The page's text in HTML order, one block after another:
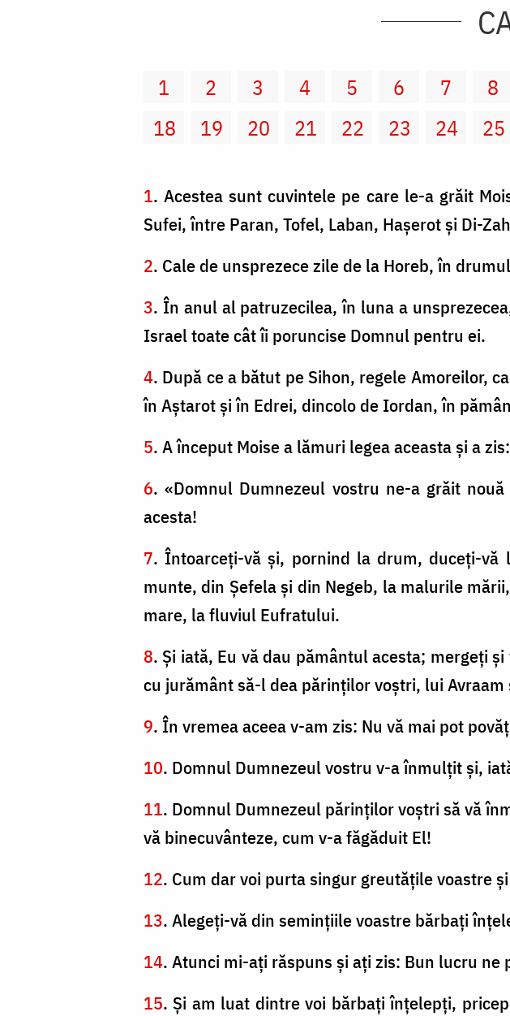
1 2 3 4 5 6 7 8
18
19 20 21 22 23 24 25
1. Acestea sunt cuvintele pe care le-a grăit
Sufei, între Paran, Tofel, Laban, Haşerot şi Di-
2. Cale de unsprezece zile de la Horeb, în
3. În anul al patruzecilea, în luna a
Israel toate cât îi poruncise Domnul pentru ei.
4. După ce a bătut pe Sihon, regele Amoreilor,
în Aştarot şi în Edrei, dincolo de Iordan, în
5. A început Moise a lămuri legea aceasta şi a zis:
6. «Domnul Dumnezeul vostru ne-a grăit
acesta!
7. Întoarceţi-vă şi, pornind la drum, duceţi-
munte, din Şefela şi din Negeb, la malurile
mare, la fluviul Eufratului.
8. Şi iată, Eu vă dau pământul acesta; mergeţi
cu jurământ să-l dea părinţilor voştri, lui
9. În vremea aceea v-am zis: Nu vă mai pot
10. Domnul Dumnezeul vostru v-a înmulţit şi,
11. Domnul Dumnezeul părinţilor voştri să vă
vă binecuvânteze, cum v-a făgăduit El!
12. Cum dar voi purta singur greutăţile voastre
13. Alegeţi-vă din seminţiile voastre bărbaţi
14. Atunci mi-aţi răspuns şi aţi zis: Bun lucru ne
15. Şi am luat dintre voi bărbaţi înţelepţi,